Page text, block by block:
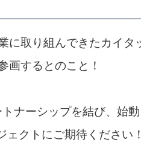
に取り組んできたカイタ
画するとのこと！
ナーシップを結び、始
ェクトにご期待ください